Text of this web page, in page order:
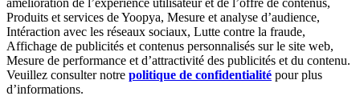
amélioration de l’expérience utilisateur et de l’offre de contenus,
Produits et services de Yoopya, Mesure et analyse d’audience,
Intéraction avec les réseaux sociaux, Lutte contre la fraude,
Affichage de publicités et contenus personnalisés sur le site web,
Mesure de performance et d’attractivité des publicités et du contenu.
Veuillez consulter notre politique de confidentialité pour plus
d’informations.